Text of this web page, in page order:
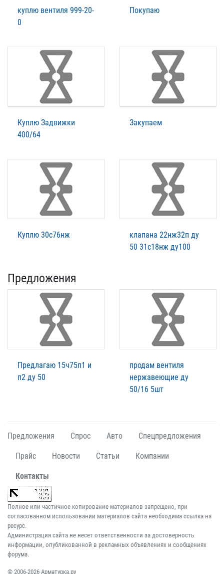
куплю вентиля 999-20-
0
Покупаю
Куплю Задвижки
400/64
Закупаем
Куплю 30с76нж
клапана 22нж32п ду
50 31с18нж ду100
Предложения
Предлагаю 15ч75п1 и
п2 ду 50
продам вентиля
нержавеющие ду
50/16 5шт
Предложения Спрос Авто Спецпредложения
Прайс Новости Статьи Компании
Контакты
Полное или частичное копирование материалов запрещено, при
согласованном использовании материалов сайта необходима ссылка на
ресурс.
Администрация сайта не несет ответственности за достоверность
информации, опубликованной в рекламных объявлениях и сообщениях
форума.
© 2006-2026 Арматурка.ру